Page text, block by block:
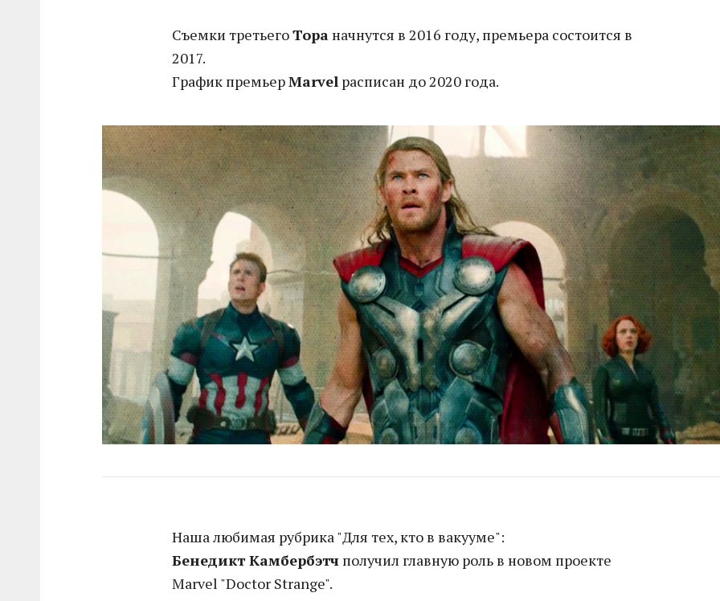
Съемки третьегоТора начнутся в 2016 году, премьера состоится в
2017.
График премьерMarvel расписан до 2020 года.
Наша любимая рубрика "Для тех, кто в вакууме":
Бенедикт Камбербэтч получил главную роль в новом проекте
Marvel "Doctor Strange".